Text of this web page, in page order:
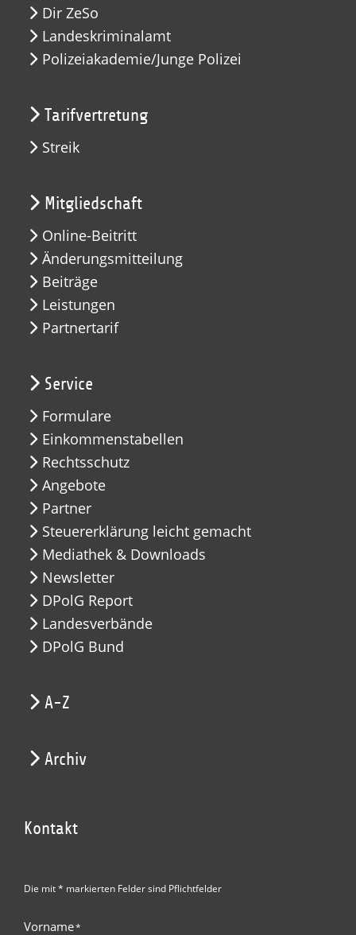
Dir ZeSo
Landeskriminalamt
Polizeiakademie/Junge Polizei
Tarifvertretung
Streik
Mitgliedschaft
Online-Beitritt
Änderungsmitteilung
Beiträge
Leistungen
Partnertarif
Service
Formulare
Einkommenstabellen
Rechtsschutz
Angebote
Partner
Steuererklärung leicht gemacht
Mediathek & Downloads
Newsletter
DPolG Report
Landesverbände
DPolG Bund
A-Z
Archiv
Kontakt
Die mit * markierten Felder sind Pflichtfelder
Vorname*